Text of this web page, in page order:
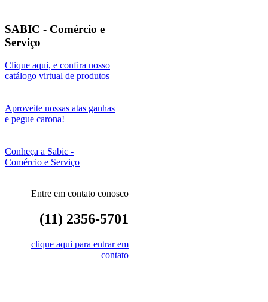
SABIC - Comércio e
Serviço
Clique aqui, e confira nosso
catálogo virtual de produtos
Aproveite nossas atas ganhas
e pegue carona!
Conheça a Sabic -
Comércio e Serviço
Entre em contato conosco
(11) 2356-5701
clique aqui para entrar em
contato